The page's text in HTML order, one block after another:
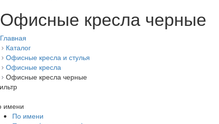
Офисные кресла черные
Главная
Каталог
Офисные кресла и стулья
Офисные кресла
Офисные кресла черные
имени
По имени